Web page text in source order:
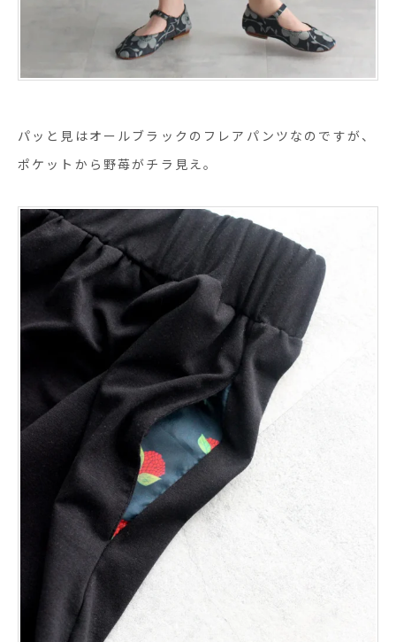
パッと見はオールブラックのフレアパンツなのですが、
ポケットから野苺がチラ見え。